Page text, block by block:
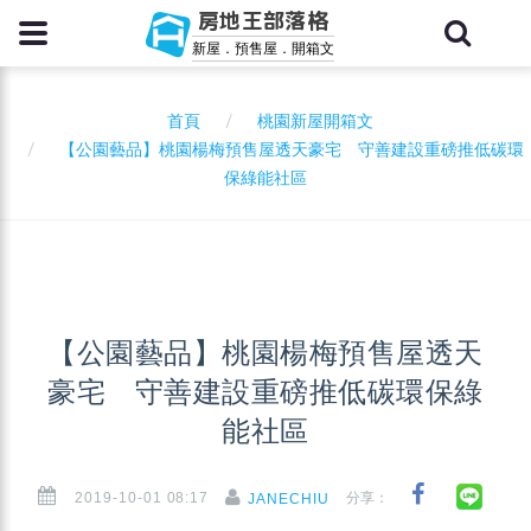
房地王部落格
新屋．預售屋．開箱文
首頁
桃園新屋開箱文
【公園藝品】桃園楊梅預售屋透天豪宅 守善建設重磅推低碳環
保綠能社區
【公園藝品】桃園楊梅預售屋透天
豪宅 守善建設重磅推低碳環保綠
能社區
2019-10-01 08:17 JANECHIU 分享：